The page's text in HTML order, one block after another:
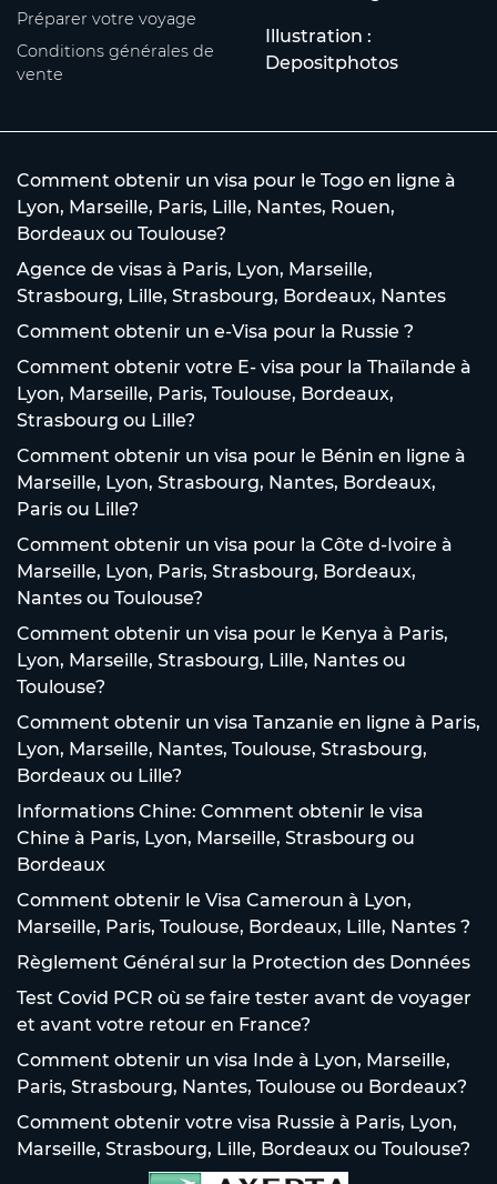
Préparer votre voyage
Conditions générales de
vente
Illustration :
Depositphotos
Comment obtenir un visa pour le Togo en ligne à
Lyon, Marseille, Paris, Lille, Nantes, Rouen,
Bordeaux ou Toulouse?
Agence de visas à Paris, Lyon, Marseille,
Strasbourg, Lille, Strasbourg, Bordeaux, Nantes
Comment obtenir un e-Visa pour la Russie ?
Comment obtenir votre E- visa pour la Thaïlande à
Lyon, Marseille, Paris, Toulouse, Bordeaux,
Strasbourg ou Lille?
Comment obtenir un visa pour le Bénin en ligne à
Marseille, Lyon, Strasbourg, Nantes, Bordeaux,
Paris ou Lille?
Comment obtenir un visa pour la Côte d-Ivoire à
Marseille, Lyon, Paris, Strasbourg, Bordeaux,
Nantes ou Toulouse?
Comment obtenir un visa pour le Kenya à Paris,
Lyon, Marseille, Strasbourg, Lille, Nantes ou
Toulouse?
Comment obtenir un visa Tanzanie en ligne à Paris,
Lyon, Marseille, Nantes, Toulouse, Strasbourg,
Bordeaux ou Lille?
Informations Chine: Comment obtenir le visa
Chine à Paris, Lyon, Marseille, Strasbourg ou
Bordeaux
Comment obtenir le Visa Cameroun à Lyon,
Marseille, Paris, Toulouse, Bordeaux, Lille, Nantes ?
Règlement Général sur la Protection des Données
Test Covid PCR où se faire tester avant de voyager
et avant votre retour en France?
Comment obtenir un visa Inde à Lyon, Marseille,
Paris, Strasbourg, Nantes, Toulouse ou Bordeaux?
Comment obtenir votre visa Russie à Paris, Lyon,
Marseille, Strasbourg, Lille, Bordeaux ou Toulouse?